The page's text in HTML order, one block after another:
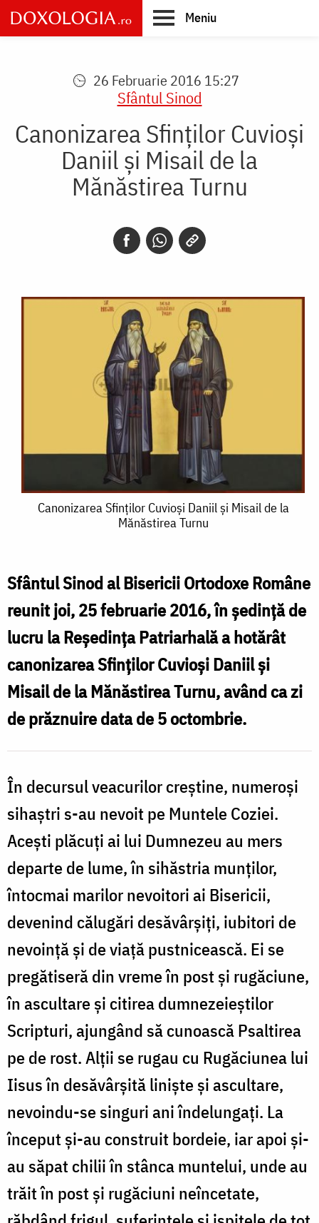
Skip
to
main
Meniu
26 Februarie 2016 15:27
Sfântul Sinod
Canonizarea Sfinților Cuvioşi
Daniil şi Misail de la
Mănăstirea Turnu
Canonizarea
Daniil
şi
Misail
la
Mănăstirea
Turnu
Canonizarea Sfinților Cuvioşi Daniil şi Misail de la
Mănăstirea Turnu
Sfântul Sinod al Bisericii Ortodoxe Române
reunit joi, 25 februarie 2016, în şedinţă de
lucru la Reşedinţa Patriarhală a hotărât
canonizarea Sfinţilor Cuvioşi Daniil şi
Misail de la Mănăstirea Turnu, având ca zi
de prăznuire data de 5 octombrie.
În decursul veacurilor creştine, numeroşi
sihaştri s-au nevoit pe Muntele Coziei.
Aceşti plăcuţi ai lui Dumnezeu au mers
departe de lume, în sihăstria munţilor,
întocmai marilor nevoitori ai Bisericii,
devenind călugări desăvârşiţi, iubitori de
nevoinţă şi de viaţă pustnicească. Ei se
pregătiseră din vreme în post şi rugăciune,
în ascultare şi citirea dumnezeieştilor
Scripturi, ajungând să cunoască Psaltirea
pe de rost. Alţii se rugau cu Rugăciunea lui
Iisus în desăvârşită linişte şi ascultare,
nevoindu-se singuri ani îndelungaţi. La
început şi-au construit bordeie, iar apoi şi-
au săpat chilii în stânca muntelui, unde au
trăit în post şi rugăciuni neîncetate,